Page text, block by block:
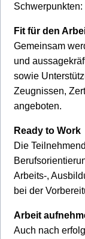
Schwerpunkten:
Fit für den
Gemeinsam
und
sowie
Zeugnissen,
angeboten.
Ready to Work
Die
Arbeits-,
bei der
Arbeit
Auch nach